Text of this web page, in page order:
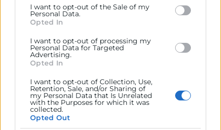
below specified purposes in below Google consent
section.
I want to opt-out of the Sale of my
Personal Data.
Opted In
I want to opt-out of processing my
Personal Data for Targeted
Advertising.
Opted In
I want to opt-out of Collection, Use,
Retention, Sale, and/or Sharing of
my Personal Data that Is Unrelated
with the Purposes for which it was
collected.
Opted Out
economista y consultor del Banco Mundial.
Formador en grandes bancos y empresas de Estados
Unidos, América Latina y Europa.
METODOLOGÍA
Las sesiones del curso combinan contenido teórico,
práctico y experiencial, con un enfoque profesional.
Esto facilita la aplicación de los conceptos, técnicas y
herramientas aprendidos en la actividad diaria de los